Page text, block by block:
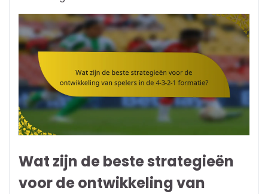
Wat zijn de beste strategieën
voor de ontwikkeling van